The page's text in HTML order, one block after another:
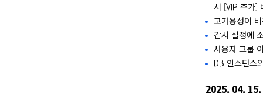
서 [VIP 추가]
고가용성이
감시 설정에
사용자 그룹
DB 인스턴스
2025. 04. 15.